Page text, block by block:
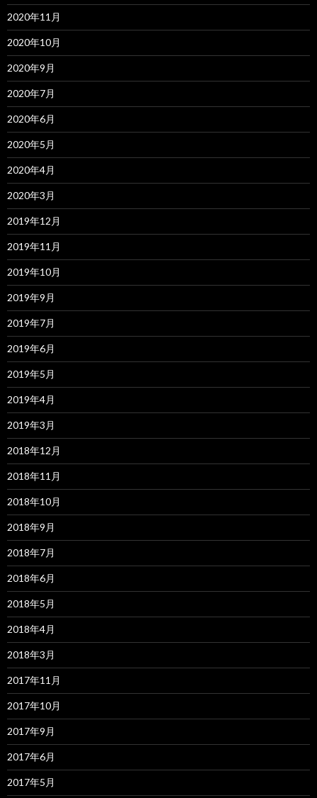
2020年11月
2020年10月
2020年9月
2020年7月
2020年6月
2020年5月
2020年4月
2020年3月
2019年12月
2019年11月
2019年10月
2019年9月
2019年7月
2019年6月
2019年5月
2019年4月
2019年3月
2018年12月
2018年11月
2018年10月
2018年9月
2018年7月
2018年6月
2018年5月
2018年4月
2018年3月
2017年11月
2017年10月
2017年9月
2017年6月
2017年5月